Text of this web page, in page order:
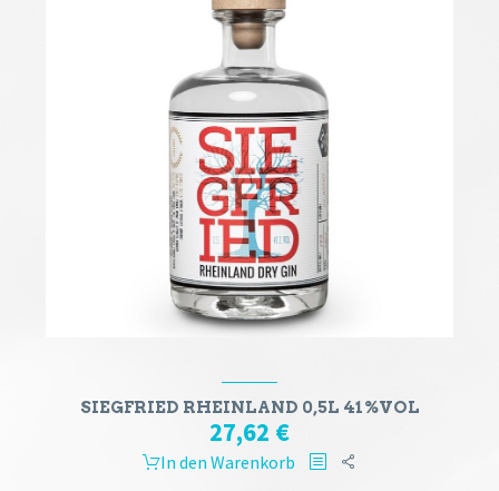
SIEGFRIED RHEINLAND 0,5L 41%VOL
27,62 €
In den Warenkorb